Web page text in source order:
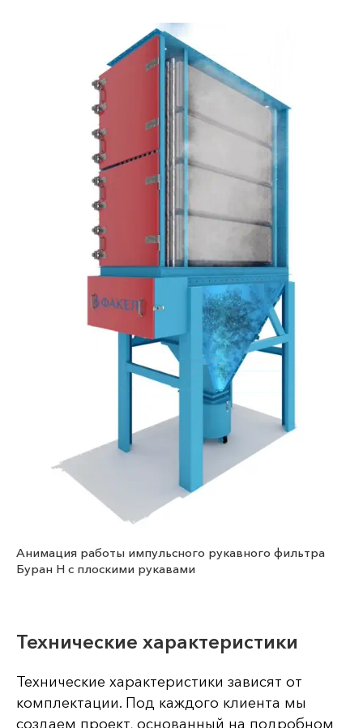
Анимация работы импульсного рукавного фильтра
Буран Н с плоскими рукавами
Технические характеристики
Технические характеристики зависят от
комплектации. Под каждого клиента мы
создаем проект, основанный на подробном